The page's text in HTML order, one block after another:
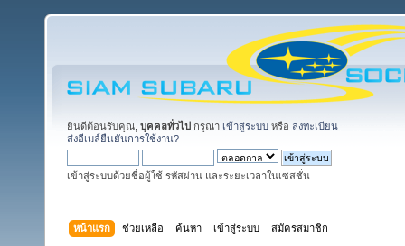
ยินดีต้อนรับคุณ, บุคคลทั่วไป กรุณา เข้าสู่ระบบ หรือ ลงทะเบียน
ส่งอีเมล์ยืนยันการใช้งาน?
เข้าสู่ระบบด้วยชื่อผู้ใช้ รหัสผ่าน และระยะเวลาในเซสชั่น
หน้าแรก ช่วยเหลือ ค้นหา เข้าสู่ระบบ สมัครสมาชิก